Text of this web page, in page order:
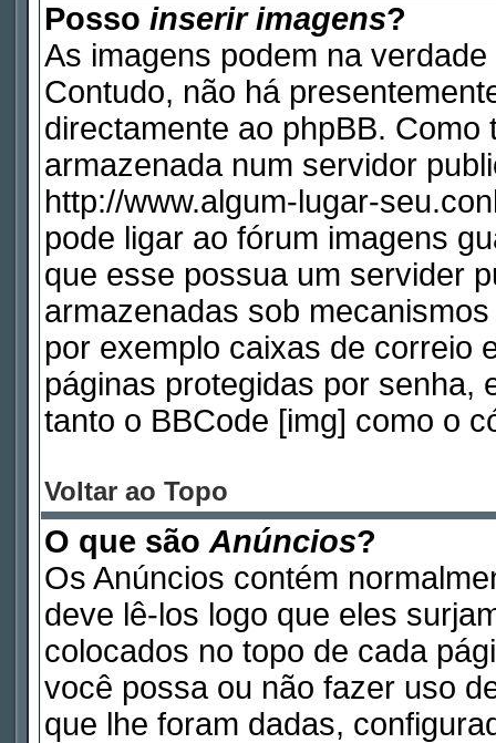
Posso inserir imagens?
As imagens podem na
Contudo, não há
directamente ao phpBB.
armazenada num servidor
http://www.algum-lugar-
pode ligar ao fórum imagens
que esse possua um servider
armazenadas sob
por exemplo caixas de correio
páginas protegidas por senha,
tanto o BBCode [img] como o
Voltar ao Topo
O que são Anúncios?
Os Anúncios contém
deve lê-los logo que eles
colocados no topo de cada
você possa ou não fazer uso
que lhe foram dadas,